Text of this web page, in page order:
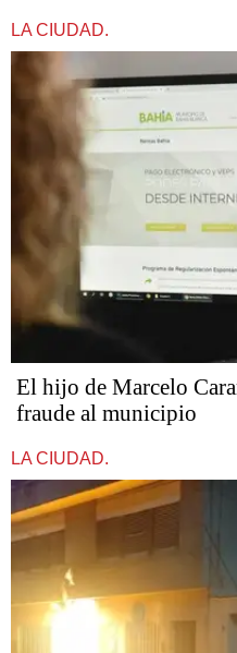
LA CIUDAD.
​​​​​El hijo de Marcelo
fraude al municipio
LA CIUDAD.